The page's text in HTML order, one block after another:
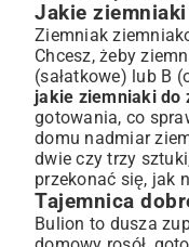
Jakie
Ziemniak
Chcesz, żeby
(sałatkowe) lub B
jakie ziemniaki do
gotowania, co
domu nadmiar
dwie czy trzy
przekonać się, jak
Tajemnica
Bulion to dusza